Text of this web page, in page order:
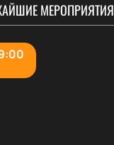
МЕРОПРИЯТИЯ